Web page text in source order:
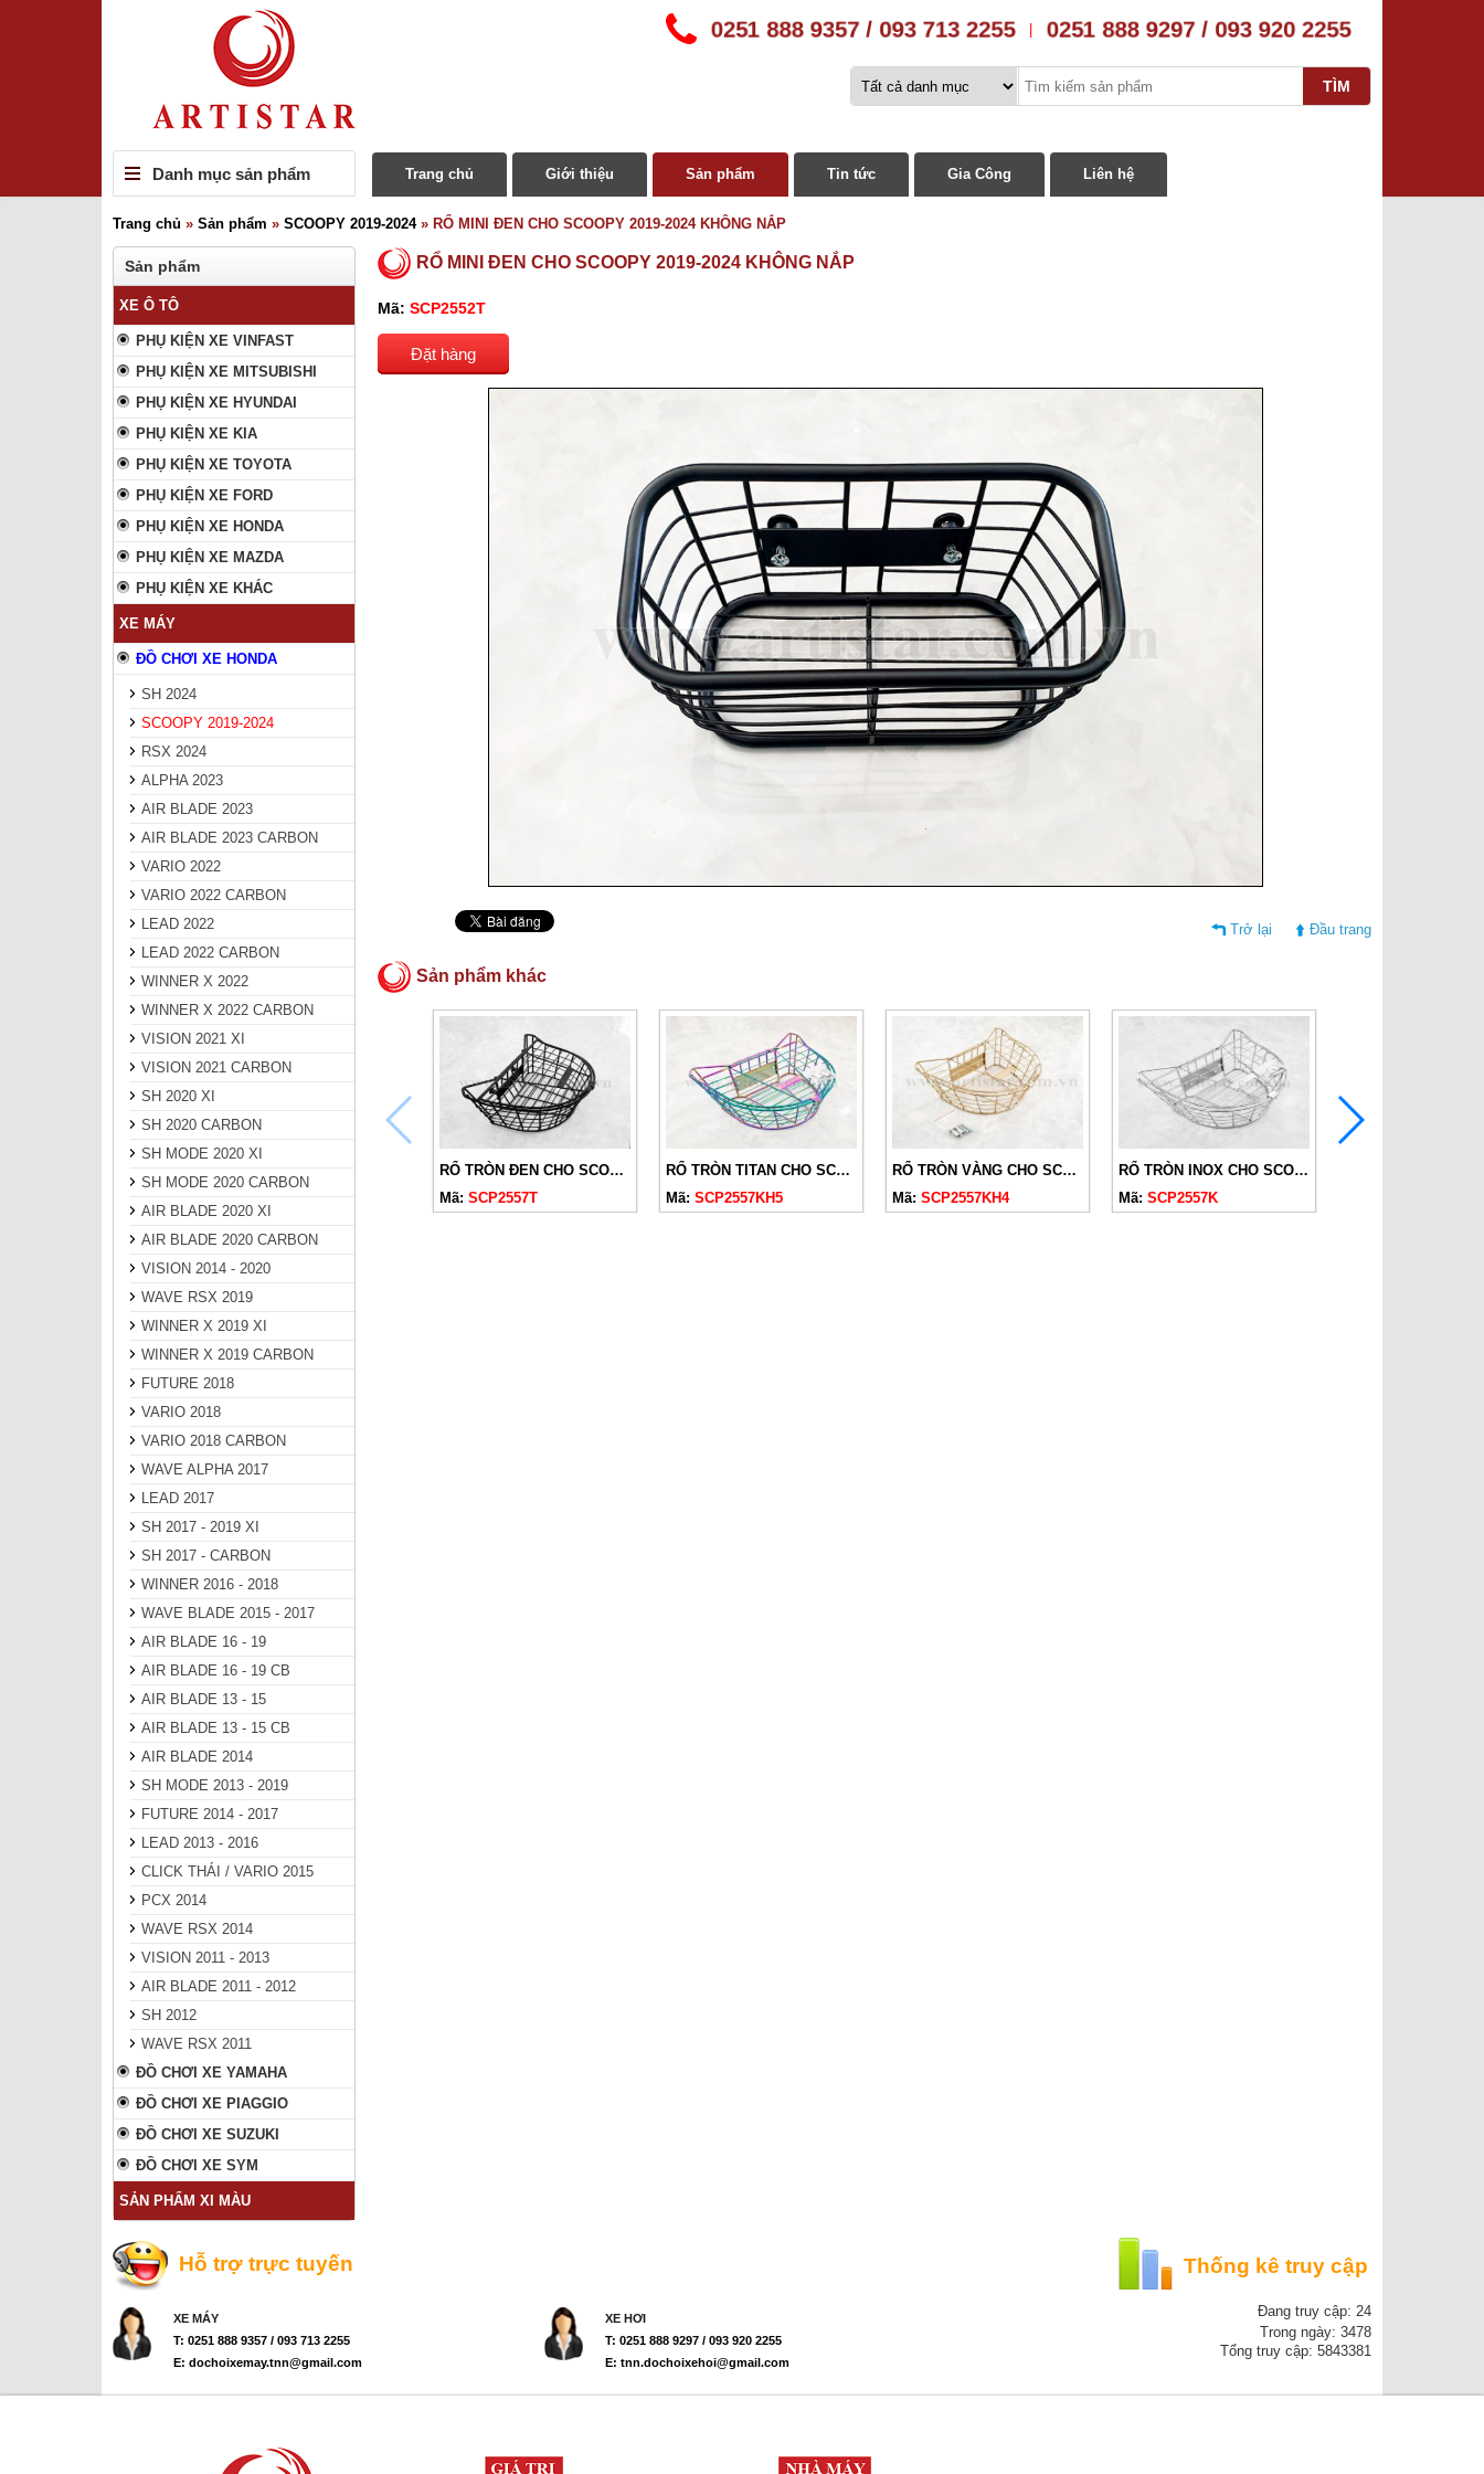
0251 888 9357 / 093 713 2255 0251 888 9297 / 093 920 2255
Danh mục sản phẩm Trang chủ Giới thiệu Sản phẩm Tin tức Gia Công Liên hệ
Trang chủ » Sản phẩm » SCOOPY 2019-2024» RỔ MINI ĐEN CHO SCOOPY 2019-2024 KHÔNG NẮP
Sản phẩm
XE Ô TÔ
PHỤ KIỆN XE VINFAST
PHỤ KIỆN XE MITSUBISHI
PHỤ KIỆN XE HYUNDAI
PHỤ KIỆN XE KIA
PHỤ KIỆN XE TOYOTA
PHỤ KIỆN XE FORD
PHỤ KIỆN XE HONDA
PHỤ KIỆN XE MAZDA
PHỤ KIỆN XE KHÁC
XE MÁY
ĐỒ CHƠI XE HONDA
SH 2024
SCOOPY 2019-2024
RSX 2024
ALPHA 2023
AIR BLADE 2023
AIR BLADE 2023 CARBON
VARIO 2022
VARIO 2022 CARBON
LEAD 2022
LEAD 2022 CARBON
WINNER X 2022
WINNER X 2022 CARBON
VISION 2021 XI
VISION 2021 CARBON
SH 2020 XI
SH 2020 CARBON
SH MODE 2020 XI
SH MODE 2020 CARBON
AIR BLADE 2020 XI
AIR BLADE 2020 CARBON
VISION 2014 - 2020
WAVE RSX 2019
WINNER X 2019 XI
WINNER X 2019 CARBON
FUTURE 2018
VARIO 2018
VARIO 2018 CARBON
WAVE ALPHA 2017
LEAD 2017
SH 2017 - 2019 XI
SH 2017 - CARBON
WINNER 2016 - 2018
WAVE BLADE 2015 - 2017
AIR BLADE 16 - 19
AIR BLADE 16 - 19 CB
AIR BLADE 13 - 15
AIR BLADE 13 - 15 CB
AIR BLADE 2014
SH MODE 2013 - 2019
FUTURE 2014 - 2017
LEAD 2013 - 2016
CLICK THÁI / VARIO 2015
PCX 2014
WAVE RSX 2014
VISION 2011 - 2013
AIR BLADE 2011 - 2012
SH 2012
WAVE RSX 2011
ĐỒ CHƠI XE YAMAHA
ĐỒ CHƠI XE PIAGGIO
ĐỒ CHƠI XE SUZUKI
ĐỒ CHƠI XE SYM
SẢN PHẨM XI MÀU
RỔ MINI ĐEN CHO SCOOPY 2019-2024 KHÔNG NẮP
Mã: SCP2552T
Đặt hàng
Trở lại Đầu trang
Sản phẩm khác
RỔ TRÒN ĐEN CHO SCOOPY 2019-2024 CÓ NẮP
Mã: SCP2557T
RỔ TRÒN TITAN CHO SCOOPY 2019-2024 CÓ NẮP
Mã: SCP2557KH5
RỔ TRÒN VÀNG CHO SCOOPY 2019-2024 CÓ NẮP
Mã: SCP2557KH4
RỔ TRÒN INOX CHO SCOOPY 2019-2024 CÓ NẮP
Mã: SCP2557K
Hỗ trợ trực tuyến
XE MÁY
T: 0251 888 9357 / 093 713 2255
E: dochoixemay.tnn@gmail.com
XE HƠI
T: 0251 888 9297 / 093 920 2255
E: tnn.dochoixehoi@gmail.com
Thống kê truy cập
Đang truy cập: 24
Trong ngày: 3478
Tổng truy cập: 5843381